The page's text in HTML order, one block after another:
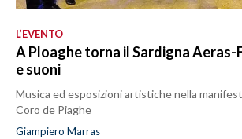
L’EVENTO
A Ploaghe torna il Sardigna
e suoni
Musica ed esposizioni artistiche nella
Coro de Piaghe
Giampiero Marras